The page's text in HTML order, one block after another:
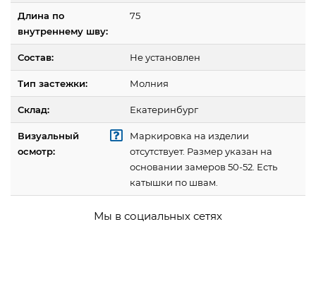
Длина по
внутреннему шву:
75
Состав: Не установлен
Тип застежки: Молния
Склад: Екатеринбург
Визуальный
осмотр:
Маркировка на изделии
отсутствует. Размер указан на
основании замеров 50-52. Есть
катышки по швам.
Мы в социальных сетях